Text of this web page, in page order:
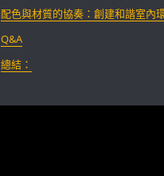
配色與材質的協奏：創建和諧室內
Q&A
總結：